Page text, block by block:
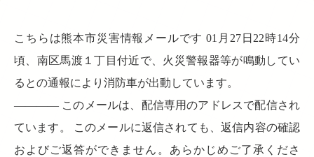
こちらは熊本市災害情報メールです 01月27日22時14分
頃、南区馬渡１丁目付近で、火災警報器等が鳴動してい
るとの通報により消防車が出動しています。
———— このメールは、配信専用のアドレスで配信され
ています。 このメールに返信されても、返信内容の確認
およびご返答ができません。あらかじめご了承くださ